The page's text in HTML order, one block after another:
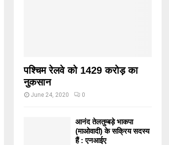
पश्चिम रेलवे को 1429 करोड़ का
नुकसान
June 24, 2020 0
आनंद तेलतुम्बड़े भाकपा
(माओवादी) के सक्रिय सदस्य
हैं : एनआईए